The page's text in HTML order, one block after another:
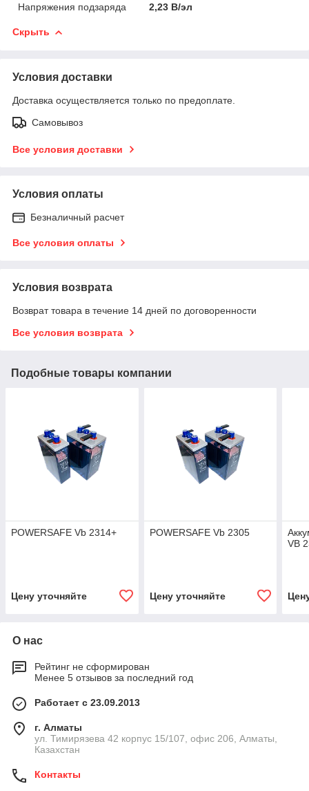
Напряжения подзаряда
2,23 В/эл
Скрыть
Условия доставки
Доставка осуществляется только по предоплате.
Самовывоз
Все условия доставки
Условия оплаты
Безналичный расчет
Все условия оплаты
Условия возврата
Возврат товара в течение 14 дней по договоренности
Все условия возврата
Подобные товары компании
POWERSAFE Vb 2314+
Цену уточняйте
POWERSAFE Vb 2305
Цену уточняйте
VB
О нас
Рейтинг не сформирован
Менее 5 отзывов за последний год
Работает с 23.09.2013
г. Алматы
ул. Тимирязева 42 корпус 15/107, офис 206, Алматы,
Казахстан
Контакты